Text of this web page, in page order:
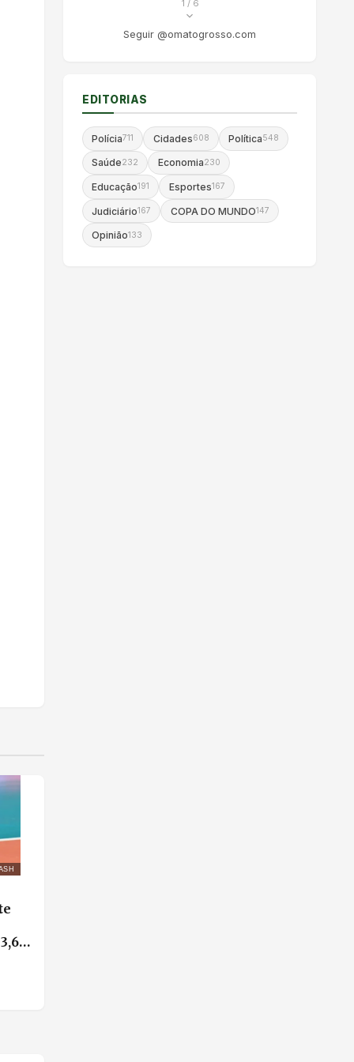
1 / 6
Seguir @omatogrosso.com
EDITORIAS
Polícia711 Cidades608 Política548
Saúde232 Economia230
Educação191 Esportes167
Judiciário167 COPA DO MUNDO147
Opinião133